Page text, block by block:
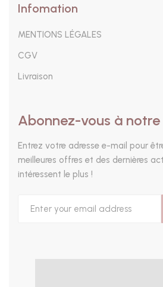
Infomation
MENTIONS LÉGALES
CGV
Livraison
Abonnez-vous à
Entrez votre adresse e-mail pour
meilleures offres et des dernières
intéressent le plus !